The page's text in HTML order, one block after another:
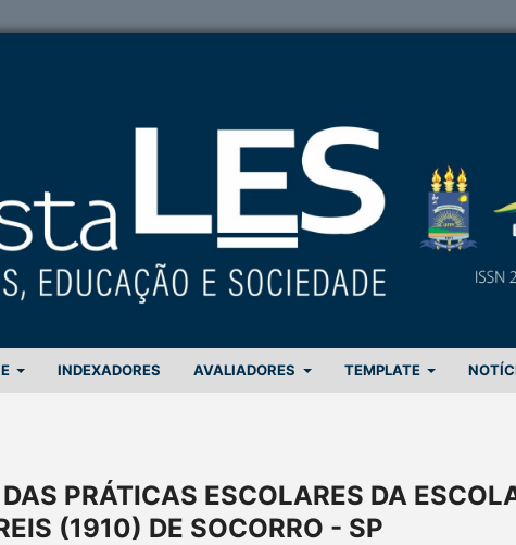
INDEXADORES AVALIADORES TEMPLATE
PRÁTICAS ESCOLARES DA
(1910) DE SOCORRO - SP